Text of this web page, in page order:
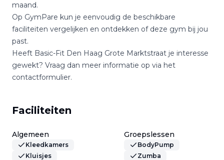
maand.
Op GymPare kun je eenvoudig de beschikbare
faciliteiten vergelijken en ontdekken of deze gym bij jou
past.
Heeft Basic-Fit Den Haag Grote Marktstraat je interesse
gewekt? Vraag dan meer informatie op via het
contactformulier.
Faciliteiten
Algemeen
Kleedkamers
Kluisjes
Groepslessen
BodyPump
Zumba